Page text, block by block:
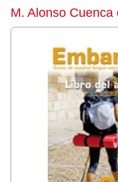
M. Alonso